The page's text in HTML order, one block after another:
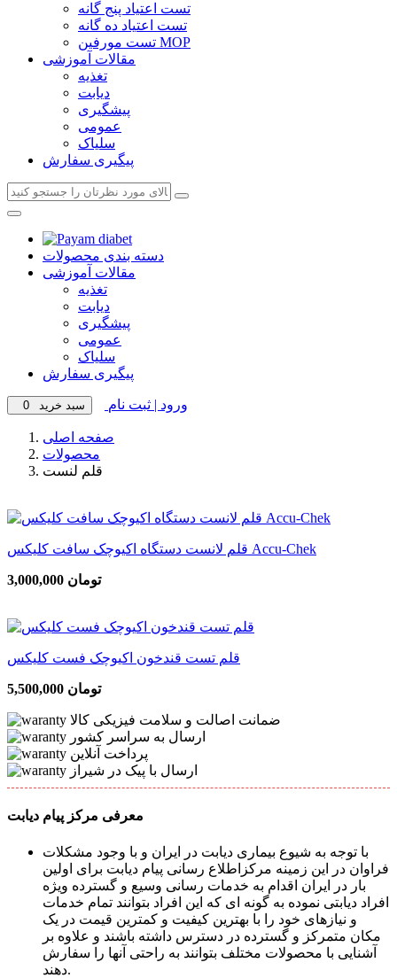
تست اعتیاد پنج گانه
تست اعتیاد ده گانه
تست مورفین MOP
مقالات آموزشی
تغذیه
دیابت
پیشگیری
عمومی
سلیاک
پیگیری سفارش
دسته بندی محصولات
مقالات آموزشی
تغذیه
دیابت
پیشگیری
عمومی
سلیاک
پیگیری سفارش
سبد خرید 0 ورود | ثبت نام
صفحه اصلی
محصولات
قلم لنست
قلم لانست دستگاه اکیوچک سافت کلیکس Accu-Chek
3,000,000 تومان
قلم تست قندخون اکیوچک فست کلیکس
5,500,000 تومان
ضمانت اصالت و سلامت فیزیکی کالا
ارسال به سراسر کشور
پرداخت آنلاین
ارسال با پیک در شیراز
با توجه به شیوع بیماری دیابت در ایران و با وجود مشکلات
فراوان در این زمینه مرکزاطلاع رسانی پیام دیابت برای اولین
بار در ایران اقدام به خدمات رسانی وسیع و گسترده ویژه
افراد دیابتی نموده به گونه ای که این افراد بتوانند تمام خدمات
و نیازهای خود را با بهترین کیفیت و کمترین قیمت در یک
مکان متمرکز و گسترده در دسترس داشته باشند و علاوه بر
آشنایی با محصولات مختلف بتوانند به راحتی آنها را سفارش
دهند.